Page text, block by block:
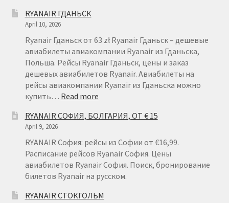
RYANAIR ГДАНЬСК
April 10, 2026
Ryanair Гданьск от 63 zł Ryanair Гданьск – дешевые
авиабилеты авиакомпании Ryanair из Гданьска,
Польша. Рейсы Ryanair Гданьск, цены и заказ
дешевых авиабилетов Ryanair. Авиабилеты на
рейсы авиакомпании Ryanair из Гданьска можно
купить… Read more:
ГДАНЬСК
RYANAIR СОФИЯ, БОЛГАРИЯ, ОТ € 15
April 9, 2026
RYANAIR София: рейсы из Софии от €16,99.
Расписание рейсов Ryanair София. Цены
авиабилетов Ryanair София. Поиск, бронирование
билетов Ryanair на русском.
RYANAIR СТОКГОЛЬМ